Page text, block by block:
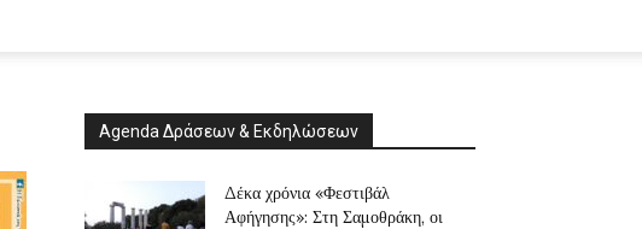
Agenda Δράσεων & Εκδηλώσεων
Δέκα χρόνια «Φεστιβάλ
Αφήγησης»: Στη Σαμοθράκη, οι